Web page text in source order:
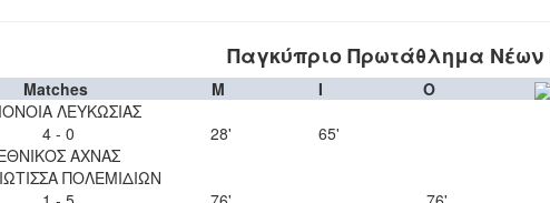
Παγκύπριο Πρωτάθλημα Νέων
Matches M I
O
ΛΕΥΚΩΣΙΑΣ
4 - 0
ΑΧΝΑΣ
28'
65'
ΠΟΛΕΜΙΔΙΩΝ